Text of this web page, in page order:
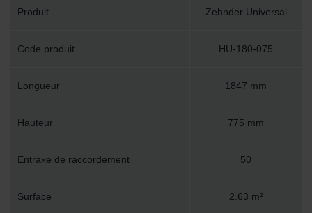
Produit Zehnder Universal
Code produit HU-180-075
Longueur 1847 mm
Hauteur 775 mm
Entraxe de raccordement 50
Surface 2.63 m²